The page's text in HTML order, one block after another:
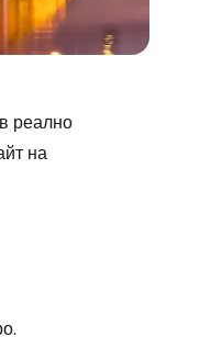
реално
на